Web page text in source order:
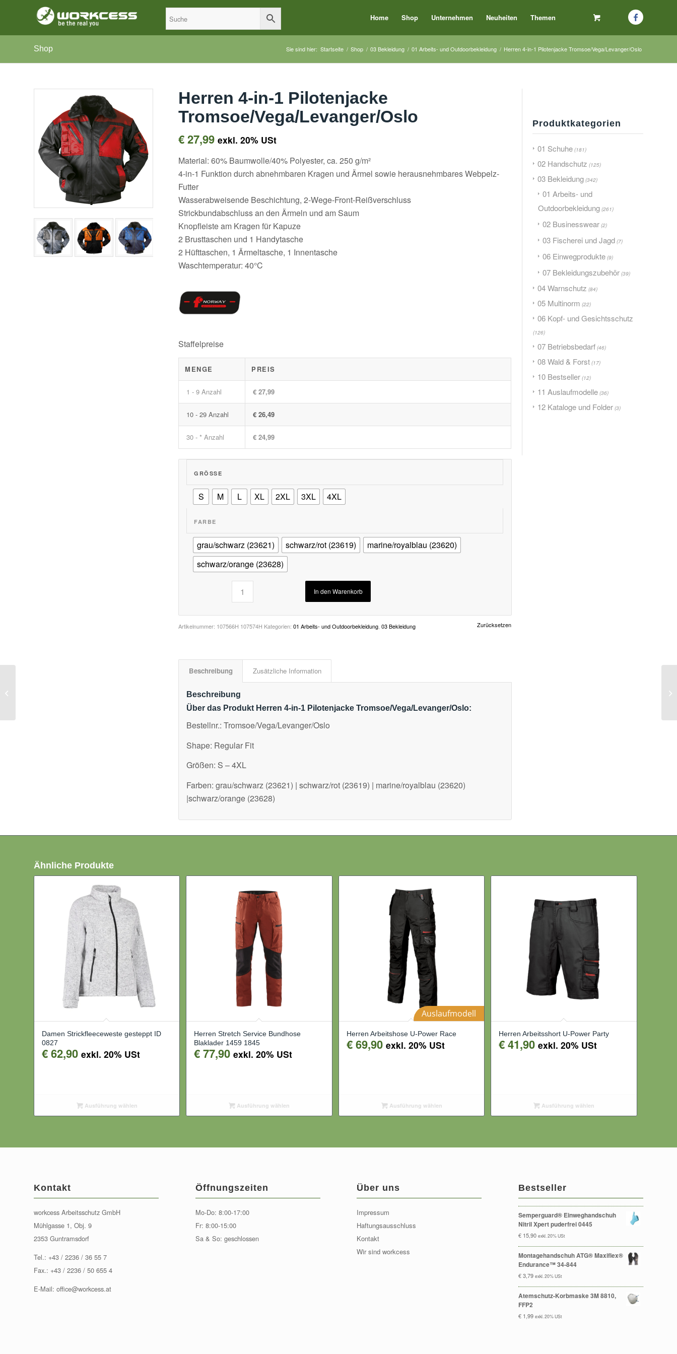
Home Shop Unternehmen Neuheiten Themen
Shop Sie sind hier: Startseite / Shop / 03 Bekleidung / 01 Arbeits- und Outdoorbekleidung / Herren 4-in-1 Pilotenjacke Tromsoe/Vega/Levanger/Oslo
Herren 4-in-1 Pilotenjacke
Tromsoe/Vega/Levanger/Oslo
€27,99 exkl. 20% USt
Material: 60% Baumwolle/40% Polyester, ca. 250 g/m²
4-in-1 Funktion durch abnehmbaren Kragen und Ärmel sowie herausnehmbares Webpelz-
Futter
Wasserabweisende Beschichtung, 2-Wege-Front-Reißverschluss
Strickbundabschluss an den Ärmeln und am Saum
Knopfleiste am Kragen für Kapuze
2 Brusttaschen und 1 Handytasche
2 Hüfttaschen, 1 Ärmeltasche, 1 Innentasche
Waschtemperatur: 40°C
Staffelpreise
MENGE PREIS
1 - 9 Anzahl € 27,99
10 - 29 Anzahl € 26,49
30 - * Anzahl € 24,99
GRÖSSE
S M L XL 2XL 3XL 4XL
FARBE
grau/schwarz (23621) schwarz/rot (23619)
marine/royalblau (23620)
schwarz/orange (23628)
Zurücksetzen
In den Warenkorb
Artikelnummer: 107566H 107574H Kategorien:01 Arbeits- und Outdoorbekleidung ,03 Bekleidung
Beschreibung Zusätzliche Information
Beschreibung
Über das Produkt Herren 4-in-1 Pilotenjacke Tromsoe/Vega/Levanger/Oslo:
Bestellnr.: Tromsoe/Vega/Levanger/Oslo
Shape: Regular Fit
Größen: S – 4XL
Farben: grau/schwarz (23621) | schwarz/rot (23619) | marine/royalblau (23620)
|schwarz/orange (23628)
Produktkategorien
01 Schuhe (181)
02 Handschutz (125)
03 Bekleidung (342)
01 Arbeits- und
Outdoorbekleidung (261)
02 Businesswear (2)
03 Fischerei und Jagd (7)
06 Einwegprodukte (9)
07 Bekleidungszubehör (39)
04 Warnschutz (84)
05 Multinorm (22)
06 Kopf- und Gesichtsschutz
(126)
07 Betriebsbedarf (46)
08 Wald & Forst (17)
10 Bestseller (12)
11 Auslaufmodelle (36)
12 Kataloge und Folder (3)
Ähnliche Produkte
Damen Strickfleeceweste gesteppt ID
0827
€62,90 exkl. 20% USt
Ausführung wählen
Herren Stretch Service Bundhose
Blaklader 1459 1845
€77,90 exkl. 20% USt
Ausführung wählen
Auslaufmodell
Herren Arbeitshose U-Power Race
€69,90 exkl. 20% USt
Ausführung wählen
Herren Arbeitsshort U-Power Party
€41,90 exkl. 20% USt
Ausführung wählen
Kontakt
workcess Arbeitsschutz GmbH
Mühlgasse 1, Obj. 9
2353 Guntramsdorf
Tel.: +43 / 2236 / 36 55 7
Fax.: +43 / 2236 / 50 655 4
E-Mail: office@workcess.at
Öffnungszeiten
Mo-Do: 8:00-17:00
Fr: 8:00-15:00
Sa & So: geschlossen
Über uns
Impressum
Haftungsausschluss
Kontakt
Wir sind workcess
Bestseller
Semperguard® Einweghandschuh
Nitril Xpert puderfrei 0445
€15,90 exkl. 20% USt
Montagehandschuh ATG® Maxiflex®
Endurance™ 34-844
€3,79 exkl. 20% USt
Atemschutz-Korbmaske 3M 8810,
FFP2
€1,99 exkl. 20% USt